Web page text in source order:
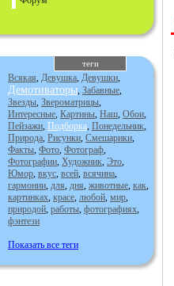
теги
Всякая, Девушка, Девушки,
Демотиваторы, Забавные,
Звезды, Звероматрицы,
Интересные, Картины, Наш, Обои,
Пейзажи, Подборка, Понедельник,
Природа, Рисунки, Смешарики,
Факты, Фото, Фотограф,
Фотографии, Художник, Это,
Юмор, вкус, всей, всячина,
гармонии, для, дня, животные, как,
картинках, красе, любой, мир,
природой, работы, фотографиях,
фэнтези
Показать все теги